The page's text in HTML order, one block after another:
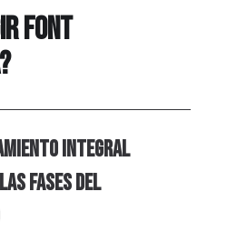
FONT
integral
fases del